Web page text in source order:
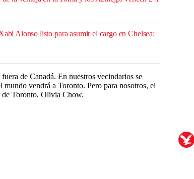
Alonso listo para asumir el cargo en Chelsea:
de Canadá. En nuestros vecindarios se
vendrá a Toronto. Pero para nosotros, el
de Toronto, Olivia Chow.